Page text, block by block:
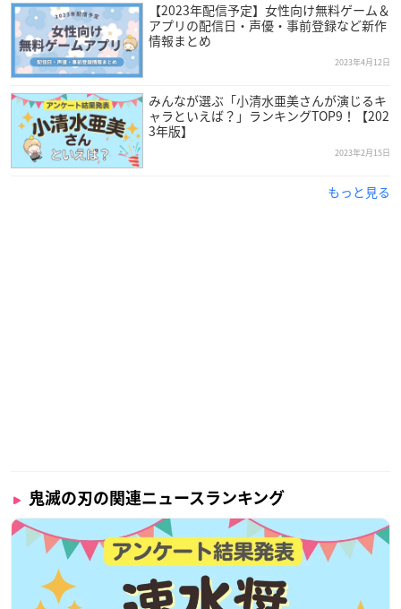
【2023年配信予定】女性向け無料ゲーム＆
アプリの配信日・声優・事前登録など新作
情報まとめ
2023年4月12日
みんなが選ぶ「小清水亜美さんが演じるキ
ャラといえば？」ランキングTOP9！【202
3年版】
2023年2月15日
もっと見る
鬼滅の刃の関連ニュースランキング